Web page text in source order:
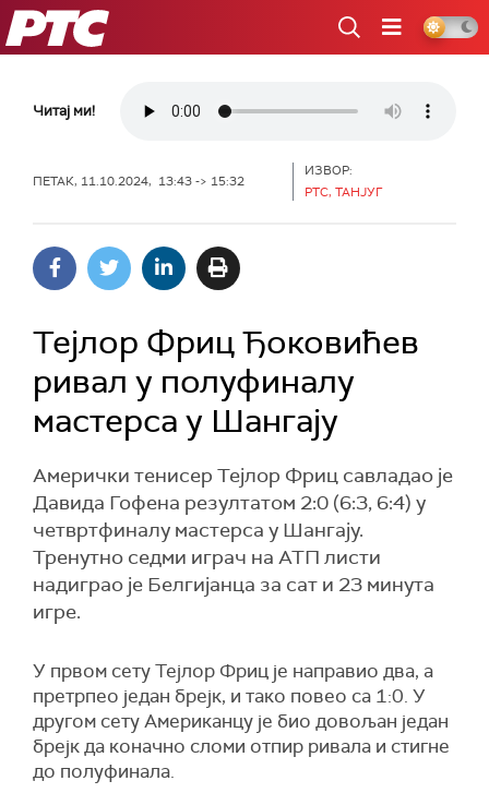
РТС
Читај ми!
ПЕТАК, 11.10.2024, 13:43 -> 15:32
ИЗВОР:
РТС, ТАНЈУГ
Тејлор Фриц Ђоковићев
ривал у полуфиналу
мастерса у Шангају
Амерички тенисер Тејлор Фриц савладао је
Давида Гофена резултатом 2:0 (6:3, 6:4) у
четвртфиналу мастерса у Шангају.
Тренутно седми играч на АТП листи
надиграо је Белгијанца за сат и 23 минута
игре.
У првом сету Тејлор Фриц је направио два, а
претрпео један брејк, и тако повео са 1:0. У
другом сету Американцу је био довољан један
брејк да коначно сломи отпир ривала и стигне
до полуфинала.